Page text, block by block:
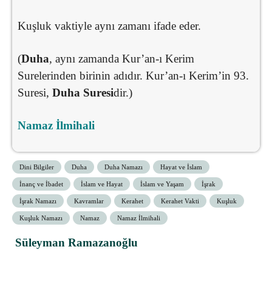
Kuşluk vaktiyle aynı zamanı ifade eder.
(Duha, aynı zamanda Kur’an-ı Kerim
Surelerinden birinin adıdır. Kur’an-ı Kerim’in 93.
Suresi, Duha Suresidir.)
Namaz İlmihali
Dini Bilgiler Duha Duha Namazı Hayat ve İslam
İnanç ve İbadet İslam ve Hayat İslam ve Yaşam İşrak
İşrak Namazı Kavramlar Kerahet Kerahet Vakti Kuşluk
Kuşluk Namazı Namaz Namaz İlmihali
Süleyman Ramazanoğlu